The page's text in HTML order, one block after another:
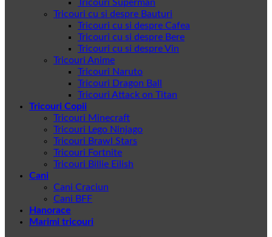
Tricouri Superman
Tricouri cu si despre Bauturi
Tricouri cu si despre Cafea
Tricouri cu si despre Bere
Tricouri cu si despre Vin
Tricouri Anime
Tricouri Naruto
Tricouri Dragon Ball
Tricouri Attack on Titan
Tricouri Copii
Tricouri Minecraft
Tricouri Lego Ninjago
Tricouri Brawl Stars
Tricouri Fortnite
Tricouri Billie Eilish
Cani
Cani Craciun
Cani BFF
Hanorace
Marimi tricouri